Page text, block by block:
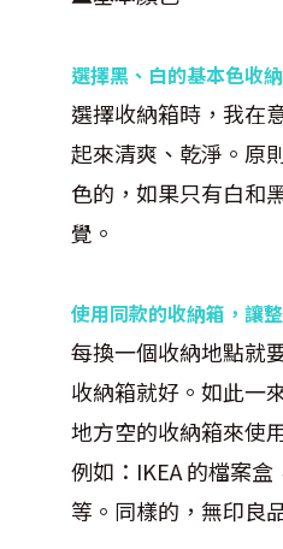
選擇黑、白的基本色收
選擇收納箱時，我在
起來清爽、乾淨。原
色的，如果只有白和
覺。
使用同款的收納箱，讓
每換一個收納地點就
收納箱就好。如此一
地方空的收納箱來使
例如：IKEA 的檔案
等。同樣的，無印良